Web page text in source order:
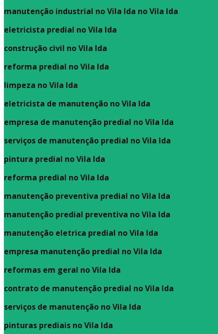
manutenção industrial no Vila Ida no Vila Ida
eletricista predial no Vila Ida
construção civil no Vila Ida
reforma predial no Vila Ida
limpeza no Vila Ida
eletricista de manutenção no Vila Ida
empresa de manutenção predial no Vila Ida
serviços de manutenção predial no Vila Ida
pintura predial no Vila Ida
reforma predial no Vila Ida
manutenção preventiva predial no Vila Ida
manutenção predial preventiva no Vila Ida
manutenção eletrica predial no Vila Ida
empresa manutenção predial no Vila Ida
reformas em geral no Vila Ida
contrato de manutenção predial no Vila Ida
serviços de manutenção no Vila Ida
pinturas prediais no Vila Ida